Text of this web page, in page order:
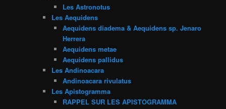
Les Astronotus
Les Aequidens
Aequidens diadema & Aequidens sp. Jenaro
Herrera
Aequidens metae
Aequidens pallidus
Les Andinoacara
Andinoacara rivulatus
Les Apistogramma
RAPPEL SUR LES APISTOGRAMMA